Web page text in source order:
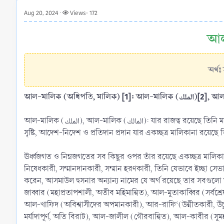
t
Aug 20, 2024 Views: 172
আল-মালিক (الملك), আল-মালিক (المالك): যার রাজত্ব রয়েছে তিনি মালিক তথা অধিপতি গুণে গুণান্বিত। এটি বড়ত্ব, অহংকার, ক্ষমতা, পরিচালনা ইত্যাদি গুণাবলী।
সৃষ্টি, আদেশ-নিদেশ ও প্রতিদান প্রদান যার একচ্ছত্র মালিকানা
ঊর্ধ্বজগত ও নিম্নজগতের সব কিছুর ওপর তাঁর রয়েছে একচ্ছত্র
নিষেধকারী, সম্মানদানকারী, সম্মান হরণকারী, তিনি যেভাবে ইচ্ছা
করেন, আসমাউল হুসনার অন্যান্য নামের যে অর্থ রয়েছে তার
জাব্বার (মহাপ্রতাপশালী, অতীব মহিমান্বিত), আল-মুতাকাব্বির
আল-খাফিদ (অবিশ্বাসীদের অপমানকারী), আর-
মর্যাদাপূর্ণ, অতি বিরাট), আল-জালীল (গৌরবান্বিত), আল-কাবীর